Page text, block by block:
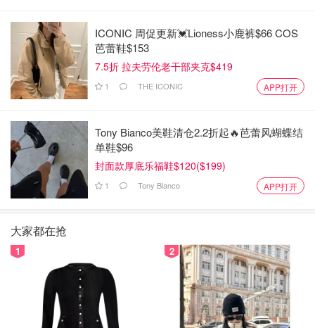
ICONIC 周促更新💓Lioness小鹿裤$66 COS
芭蕾鞋$153
7.5折 拉夫劳伦老干部夹克$419
1 THE ICONIC APP打开
Tony Bianco美鞋清仓2.2折起🔥芭蕾风蝴蝶结
单鞋$96
封面款厚底乐福鞋$120($199)
1 Tony Bianco APP打开
大家都在抢
1 2